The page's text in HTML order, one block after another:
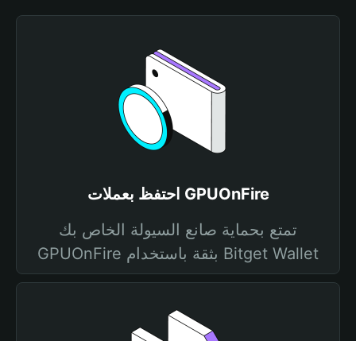
احتفظ بعملات GPUOnFire
تمتع بحماية صانع السيولة الخاص بك
GPUOnFire بثقة باستخدام Bitget Wallet